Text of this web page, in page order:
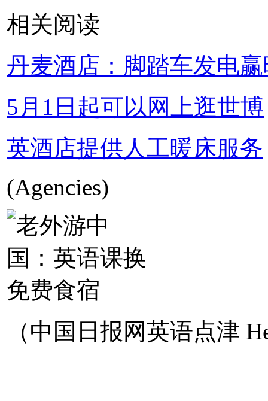
相关阅读
丹麦酒店：脚踏车发电
5月1日起可以网上逛世博
英酒店提供人工暖床服务
(Agencies)
（中国日报网英语点津